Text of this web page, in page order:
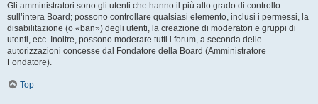
Gli amministratori sono gli utenti che hanno il più alto grado di controllo
sull’intera Board; possono controllare qualsiasi elemento, inclusi i permessi, la
disabilitazione (o «ban») degli utenti, la creazione di moderatori e gruppi di
utenti, ecc. Inoltre, possono moderare tutti i forum, a seconda delle
autorizzazioni concesse dal Fondatore della Board (Amministratore
Fondatore).
Top